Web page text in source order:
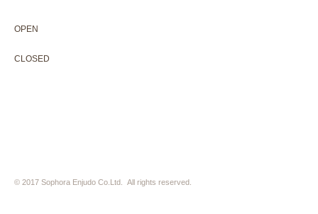
OPEN
CLOSED
© 2017 Sophora Enjudo Co.Ltd. All rights reserved.